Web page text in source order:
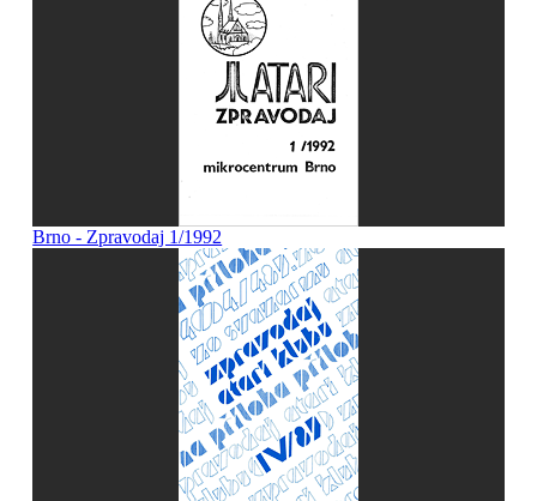
Brno - Zpravodaj 1/1992